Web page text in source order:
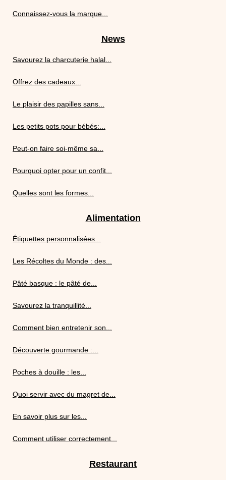
Connaissez-vous la marque...
News
Savourez la charcuterie halal...
Offrez des cadeaux...
Le plaisir des papilles sans...
Les petits pots pour bébés:...
Peut-on faire soi-même sa...
Pourquoi opter pour un confit...
Quelles sont les formes...
Alimentation
Étiquettes personnalisées...
Les Récoltes du Monde : des...
Pâté basque : le pâté de...
Savourez la tranquillité...
Comment bien entretenir son...
Découverte gourmande :...
Poches à douille : les...
Quoi servir avec du magret de...
En savoir plus sur les...
Comment utiliser correctement...
Restaurant